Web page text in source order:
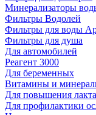
Минерализаторы
Фильтры Водолей
Фильтры для воды
Фильтры для душа
Для автомобилей
Реагент 3000
Для беременных
Витамины и
Для повышения
Для профилактики